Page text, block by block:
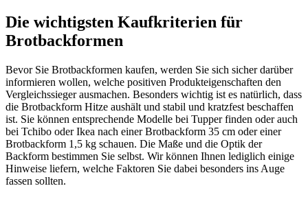
Die wichtigsten Kaufkriterien für
Brotbackformen
Bevor Sie Brotbackformen kaufen, werden Sie sich sicher darüber
informieren wollen, welche positiven Produkteigenschaften den
Vergleichssieger ausmachen. Besonders wichtig ist es natürlich, dass
die Brotbackform Hitze aushält und stabil und kratzfest beschaffen
ist. Sie können entsprechende Modelle bei Tupper finden oder auch
bei Tchibo oder Ikea nach einer Brotbackform 35 cm oder einer
Brotbackform 1,5 kg schauen. Die Maße und die Optik der
Backform bestimmen Sie selbst. Wir können Ihnen lediglich einige
Hinweise liefern, welche Faktoren Sie dabei besonders ins Auge
fassen sollten.